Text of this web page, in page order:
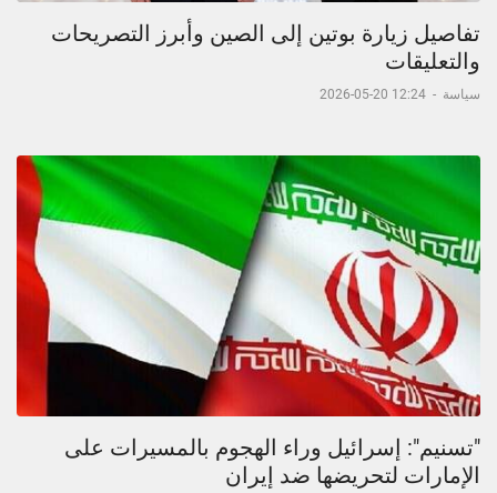
تفاصيل زيارة بوتين إلى الصين وأبرز التصريحات
والتعليقات
سياسة -
12:24 20-05-2026
"تسنيم": إسرائيل وراء الهجوم بالمسيرات على
الإمارات لتحريضها ضد إيران